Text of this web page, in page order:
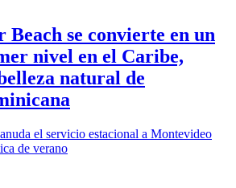
Beach se convierte en un
nivel en el Caribe,
natural de